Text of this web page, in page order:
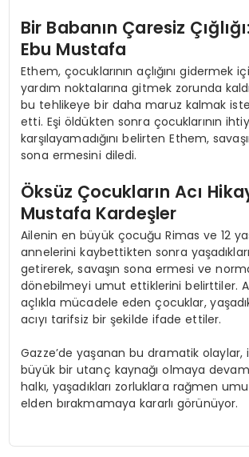
Bir Babanın Çaresiz
Ebu Mustafa
Ethem, çocuklarının açlığını gidermek
yardım noktalarına gitmek zorunda
bu tehlikeye bir daha maruz kalmak
etti. Eşi öldükten sonra çocuklarının
karşılayamadığını belirten Ethem,
sona ermesini diledi.
Öksüz Çocukların Acı
Mustafa Kardeşler
Ailenin en büyük çocuğu Rimas ve 12
annelerini kaybettikten sonra yaşadıkları
getirerek, savaşın sona ermesi ve
dönebilmeyi umut ettiklerini belirttiler.
açlıkla mücadele eden çocuklar,
acıyı tarifsiz bir şekilde ifade ettiler.
Gazze’de yaşanan bu dramatik olaylar,
büyük bir utanç kaynağı olmaya
halkı, yaşadıkları zorluklara rağmen
elden bırakmamaya kararlı görünüyor.